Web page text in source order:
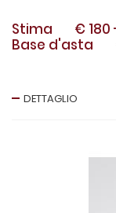
Stima € 180
Base d'asta
DETTAGLIO